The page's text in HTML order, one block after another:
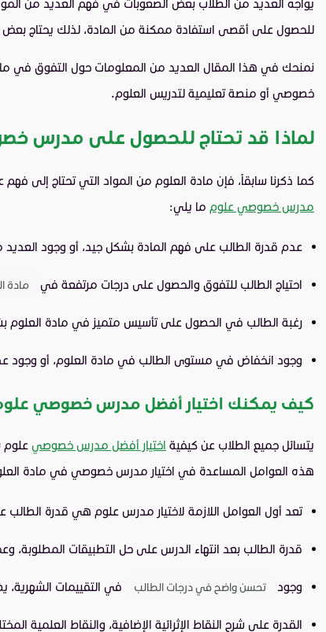
يواجه العديد من الطلاب بعض الصعوبات في فهم العديد من
للحصول على أقصى استفادة ممكنة من المادة، لذلك يحتاج
نمنحك في هذا المقال العديد من المعلومات حول التفوق في
خصوصي أو منصة تعليمية لتدريس العلوم.
لماذا قد تحتاج للحصول على مدرس
كما ذكرنا سابقاً، فإن مادة العلوم من المواد التي تحتاج إلى
مدرس خصوصي علوم ما يلي:
عدم قدرة الطالب على فهم المادة بشكل جيد، أو وجود
احتياج الطالب للتفوق والحصول على درجات مرتفعة في مادة
رغبة الطالب في الحصول على تأسيس متميز في مادة العلوم
وجود انخفاض في مستوى الطالب في مادة العلوم، أو وجود
كيف يمكنك اختيار أفضل مدرس خصوصي
يتسائل جميع الطلاب عن كيفية اختيار أفضل مدرس خصوصي علوم
هذه العوامل المساعدة في اختيار مدرس خصوصي في مادة
تعد أول العوامل اللازمة لاختيار مدرس علوم هي قدرة
قدرة الطالب بعد انتهاء الدرس على حل التطبيقات
وجود تحسن واضح في درجات الطالب في التقييمات
القدرة على شرح النقاط الإثرائية الإضافية، والنقاط العلمية